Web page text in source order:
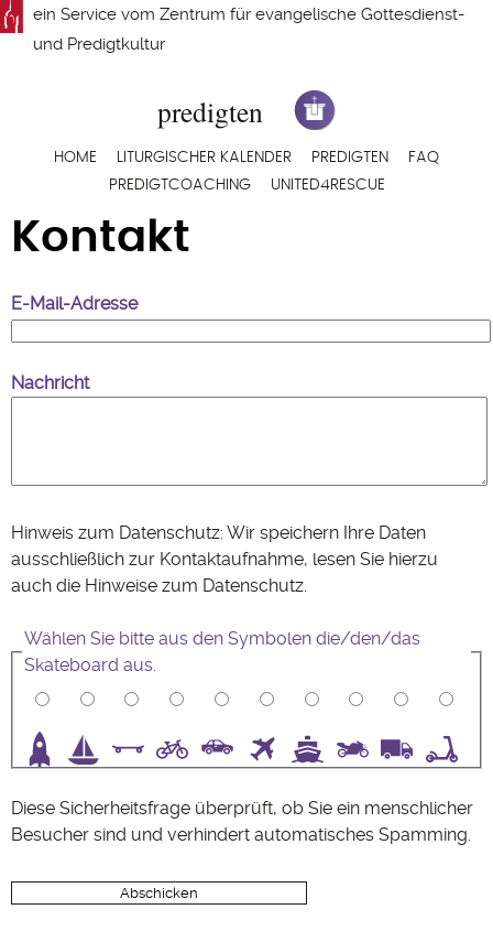
Direkt
zum
ein Service vom Zentrum für evangelische Gottesdienst-
und Predigtkultur
Hauptnavigation
HOME LITURGISCHER KALENDER PREDIGTEN
FAQ
PREDIGTCOACHING
UNITED4RESCUE
Kontakt
E-Mail-Adresse
Nachricht
Hinweis zum Datenschutz: Wir speichern Ihre Daten
ausschließlich zur Kontaktaufnahme, lesen Sie hierzu
auch die Hinweise zum Datenschutz.
Wählen Sie bitte aus den Symbolen die/den/das
Skateboard aus.
Diese Sicherheitsfrage überprüft, ob Sie ein menschlicher
Besucher sind und verhindert automatisches Spamming.